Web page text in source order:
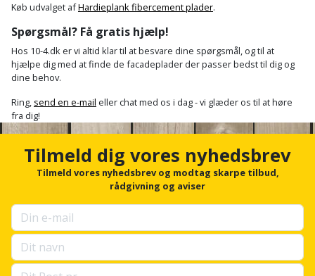
Køb udvalget afHardieplank fibercement plader.
Spørgsmål? Få gratis hjælp!
Hos 10-4.dk er vi altid klar til at besvare dine spørgsmål, og til at
hjælpe dig med at finde de facadeplader der passer bedst til dig og
dine behov.
Ring, send en e-mail eller chat med os i dag - vi glæder os til at høre
fra dig!
Tilmeld dig vores nyhedsbrev
Tilmeld vores nyhedsbrev og modtag skarpe tilbud,
rådgivning og aviser